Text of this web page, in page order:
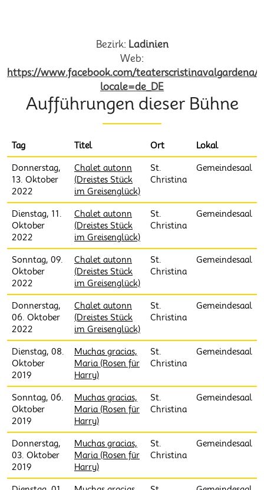
Bezirk: Ladinien
Web:
https://www.facebook.com/teaterscristinavalgardena/?
locale=de_DE
Aufführungen dieser Bühne
Tag Titel Ort Lokal
Donnerstag,
13. Oktober
2022
Chalet autonn
(Dreistes Stück
im Greisenglück)
St.
Christina
Gemeindesaal
Dienstag, 11.
Oktober
2022
Chalet autonn
(Dreistes Stück
im Greisenglück)
St.
Christina
Gemeindesaal
Sonntag, 09.
Oktober
2022
Chalet autonn
(Dreistes Stück
im Greisenglück)
St.
Christina
Gemeindesaal
Donnerstag,
06. Oktober
2022
Chalet autonn
(Dreistes Stück
im Greisenglück)
St.
Christina
Gemeindesaal
Dienstag, 08.
Oktober
2019
Muchas gracias,
Maria (Rosen für
Harry)
St.
Christina
Gemeindesaal
Sonntag, 06.
Oktober
2019
Muchas gracias,
Maria (Rosen für
Harry)
St.
Christina
Gemeindesaal
Donnerstag,
03. Oktober
2019
Muchas gracias,
Maria (Rosen für
Harry)
St.
Christina
Gemeindesaal